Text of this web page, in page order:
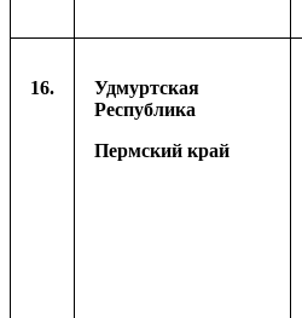
16.
Удмуртская
Республика
Пермский край